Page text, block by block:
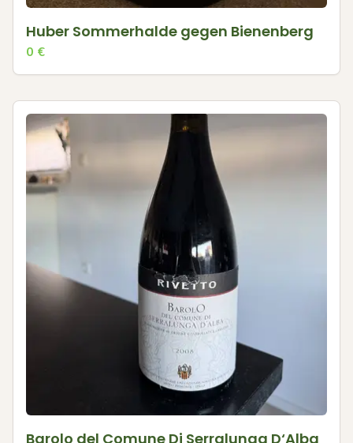
Huber Sommerhalde gegen Bienenberg
0 €
Barolo del Comune Di Serralunga D‘Alba